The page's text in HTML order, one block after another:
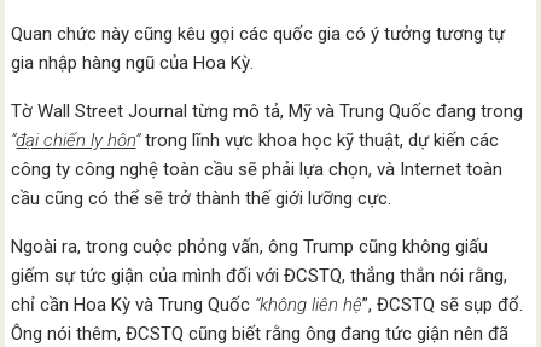
Quan chức này cũng kêu gọi các quốc gia có ý tưởng tương tự
gia nhập hàng ngũ của Hoa Kỳ.
Tờ Wall Street Journal từng mô tả, Mỹ và Trung Quốc đang trong
“đại chiến ly hôn”trong lĩnh vực khoa học kỹ thuật, dự kiến ​​các
công ty công nghệ toàn cầu sẽ phải lựa chọn, và Internet toàn
cầu cũng có thể sẽ trở thành thế giới lưỡng cực.
Ngoài ra, trong cuộc phỏng vấn, ông Trump cũng không giấu
giếm sự tức giận của mình đối với ĐCSTQ, thẳng thắn nói rằng,
chỉ cần Hoa Kỳ và Trung Quốc “không liên hệ”, ĐCSTQ sẽ sụp đổ.
Ông nói thêm, ĐCSTQ cũng biết rằng ông đang tức giận nên đã